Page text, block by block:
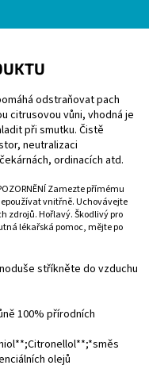
odstraňovat pach
citrusovou vůni, vhodná je
při smutku. Čistě
neutralizaci
ordinacích atd.
Zamezte přímému
vnitřně. Uchovávejte
zdrojů. Hořlavý. Škodlivý pro
lékařská pomoc, mějte po
stříkněte do vzduchu
100% přírodních
olejů